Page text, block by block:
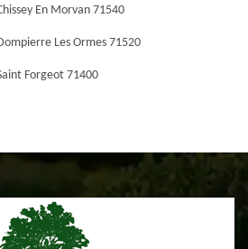
En Morvan 71540
Les Ormes 71520
Forgeot 71400